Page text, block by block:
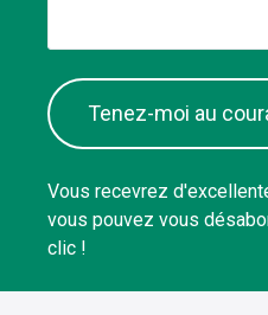
Tenez-moi au
Vous recevrez
vous pouvez vous
clic !